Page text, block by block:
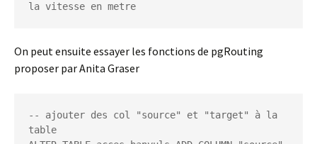
la vitesse en metre
On peut ensuite essayer les fonctions de pgRouting
proposer par Anita Graser
-- ajouter des col "source" et "target" à la
table